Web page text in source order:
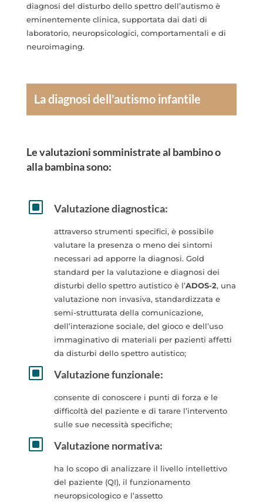
diagnosi del disturbo dello spettro dell’autismo è
eminentemente clinica, supportata dai dati di
laboratorio, neuropsicologici, comportamentali e di
neuroimaging.
La diagnosi dell’autismo infantile
Le valutazioni somministrate al bambino o
alla bambina sono:
W Valutazione diagnostica:
attraverso strumenti specifici, è possibile
valutare la presenza o meno dei sintomi
necessari ad apporre la diagnosi. Gold
standard per la valutazione e diagnosi dei
disturbi dello spettro autistico è l’ADOS-2, una
valutazione non invasiva, standardizzata e
semi-strutturata della comunicazione,
dell’interazione sociale, del gioco e dell’uso
immaginativo di materiali per pazienti affetti
da disturbi dello spettro autistico;
W Valutazione funzionale:
consente di conoscere i punti di forza e le
difficoltà del paziente e di tarare l’intervento
sulle sue necessità specifiche;
W Valutazione normativa:
ha lo scopo di analizzare il livello intellettivo
del paziente (QI), il funzionamento
neuropsicologico e l’assetto